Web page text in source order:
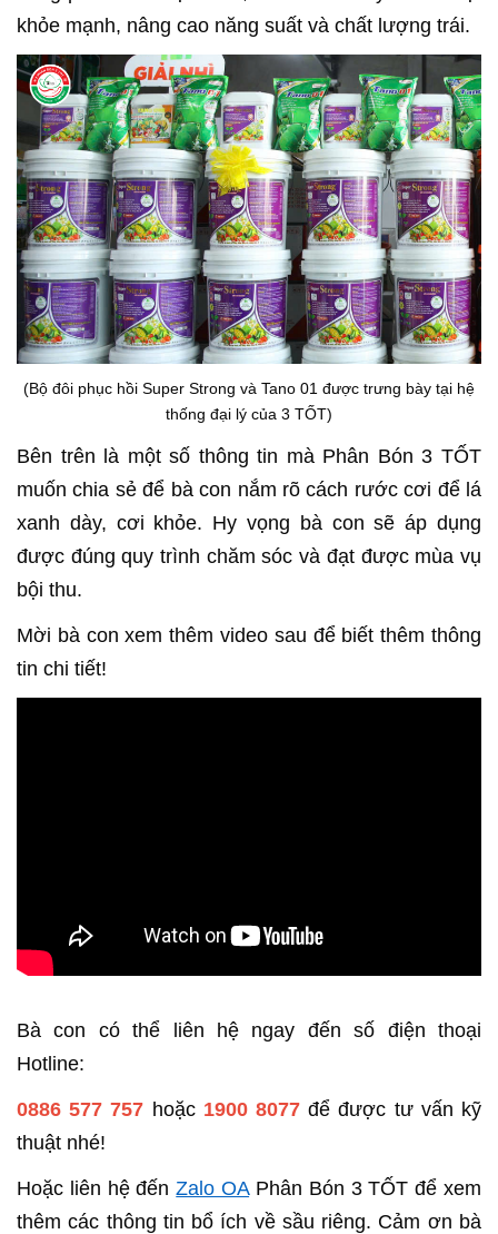
khỏe mạnh, nâng cao năng suất và chất lượng trái.
(Bộ đôi phục hồi Super Strong và Tano 01 được trưng bày tại hệ
thống đại lý của 3 TỐT)
Bên trên là một số thông tin mà Phân Bón 3 TỐT
muốn chia sẻ để bà con nắm rõ cách rước cơi để lá
xanh dày, cơi khỏe. Hy vọng bà con sẽ áp dụng
được đúng quy trình chăm sóc và đạt được mùa vụ
bội thu.
Mời bà con xem thêm video sau để biết thêm thông
tin chi tiết!
Bà con có thể liên hệ ngay đến số điện thoại
Hotline:
0886 577 757 hoặc 1900 8077 để được tư vấn kỹ
thuật nhé!
Hoặc liên hệ đếnZalo OAPhân Bón 3 TỐT để xem
thêm các thông tin bổ ích về sầu riêng. Cảm ơn bà